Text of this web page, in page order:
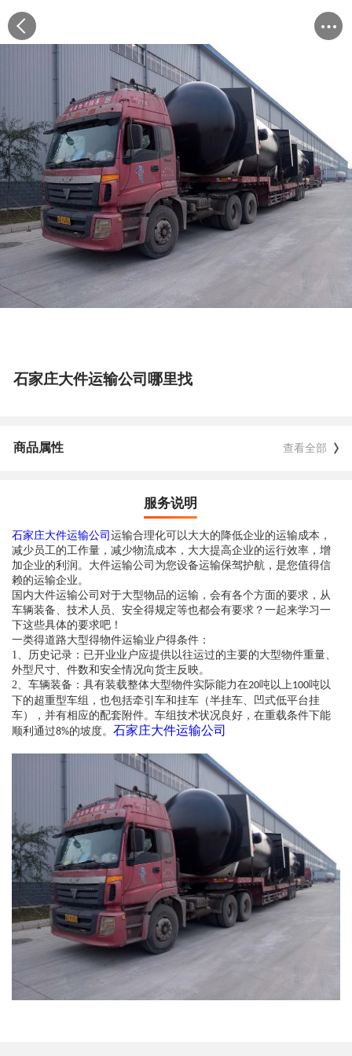
石家庄大件运输公司哪里找
商品属性 查看全部
服务说明
石家庄大件运输公司 运输合理化可以大大的降低企业的运输成本，
减少员工的工作量，减少物流成本，大大提高企业的运行效率，增
加企业的利润。大件运输公司为您设备运输保驾护航，是您值得信
赖的运输企业。
国内大件运输公司对于大型物品的运输，会有各个方面的要求，从
车辆装备、技术人员、安全得规定等也都会有要求？一起来学习一
下这些具体的要求吧！
一类得道路大型得物件运输业户得条件：
1
、历史记录：已开业业户应提供以往运过的主要的大型物件重量、
外型尺寸、件数和安全情况向货主反映。
2 、车辆装备：具有装载整体大型物件实际能力在20吨以上100吨以
下的超重型车组，也包括牵引车和挂车（半挂车、凹式低平台挂
车），并有相应的配套附件。车组技术状况良好，在重载条件下能
顺利通过8%的坡度。 石家庄大件运输公司